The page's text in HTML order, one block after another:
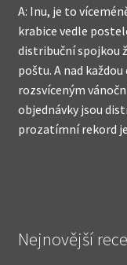
A: Inu, je to
krabice vedle
distribuční spojkou
poštu. A nad
rozsvíceným
objednávky jsou
prozatímní rekord
Nejnovější